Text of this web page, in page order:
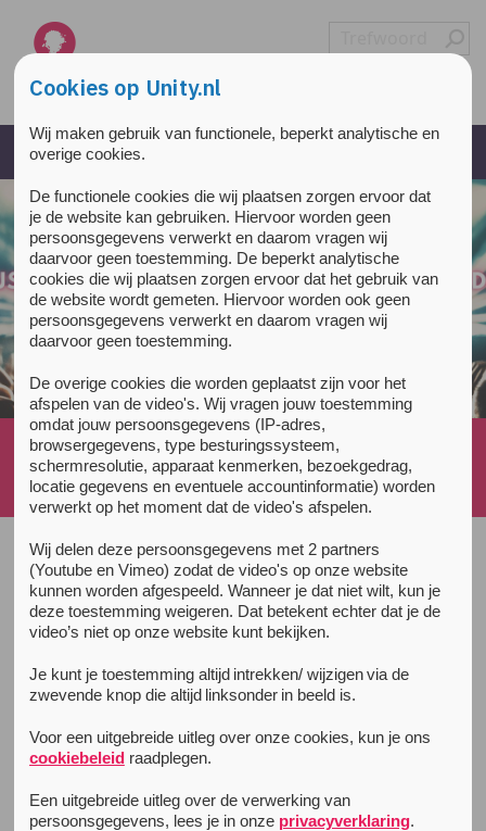
Home »Nieuws»
Testservice: Laatste mogelijkheid lab uitslag voor ADE
2017
Alle nieuwsberichten
10 oktober 2017
Testservice: Laatste mogelijkheid
lab uitslag voor ADE 2017
Kom op tijd naar de testservice.
Wil je volgende week (vanaf 19-10) een labuitslag
krijgen van een sample wat je wilt laten testen, dan is
testservices.
Cookies op Unity.nl
Wij maken gebruik van functionele, beperkt analytische en
overige cookies.
De functionele cookies die wij plaatsen zorgen ervoor dat
je de website kan gebruiken. Hiervoor worden geen
persoonsgegevens verwerkt en daarom vragen wij
daarvoor geen toestemming. De beperkt analytische
cookies die wij plaatsen zorgen ervoor dat het gebruik van
de website wordt gemeten. Hiervoor worden ook geen
persoonsgegevens verwerkt en daarom vragen wij
daarvoor geen toestemming.
De overige cookies die worden geplaatst zijn voor het
afspelen van de video's. Wij vragen jouw toestemming
omdat jouw persoonsgegevens (IP-adres,
browsergegevens, type besturingssysteem,
schermresolutie, apparaat kenmerken, bezoekgedrag,
locatie gegevens en eventuele accountinformatie) worden
verwerkt op het moment dat de video's afspelen.
Wij delen deze persoonsgegevens met 2 partners
(Youtube en Vimeo) zodat de video's op onze website
kunnen worden afgespeeld. Wanneer je dat niet wilt, kun je
deze toestemming weigeren. Dat betekent echter dat je de
video’s niet op onze website kunt bekijken.
Je kunt je toestemming altijd intrekken/ wijzigen via de
zwevende knop die altijd linksonder in beeld is.
Voor een uitgebreide uitleg over onze cookies, kun je ons
cookiebeleidraadplegen.
Een uitgebreide uitleg over de verwerking van
persoonsgegevens, lees je in onze privacyverklaring.